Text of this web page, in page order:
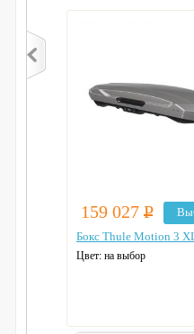
159 027 Р
Бокс Thule Motion 3
Цвет: на выбор